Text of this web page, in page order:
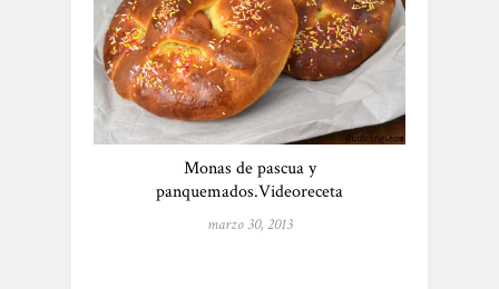
Monas de pascua y
panquemados.Videoreceta
marzo 30, 2013